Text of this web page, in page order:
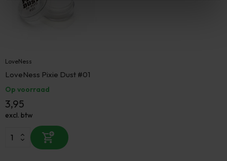
LoveNess
LoveNess Pixie Dust #01
Op voorraad
3,95
excl. btw